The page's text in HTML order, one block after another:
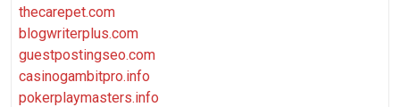
thecarepet.com
blogwriterplus.com
guestpostingseo.com
casinogambitpro.info
pokerplaymasters.info